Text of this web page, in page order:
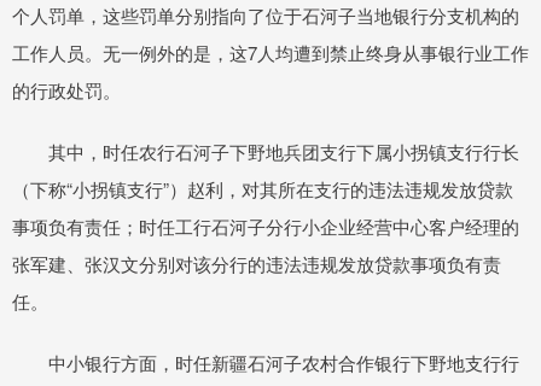
个人罚单，这些罚单分别指向了位于石河子当地银行分支机构的
工作人员。无一例外的是，这7人均遭到禁止终身从事银行业工作
的行政处罚。
其中，时任农行石河子下野地兵团支行下属小拐镇支行行长
（下称“小拐镇支行”）赵利，对其所在支行的违法违规发放贷款
事项负有责任；时任工行石河子分行小企业经营中心客户经理的
张军建、张汉文分别对该分行的违法违规发放贷款事项负有责
任。
中小银行方面，时任新疆石河子农村合作银行下野地支行行